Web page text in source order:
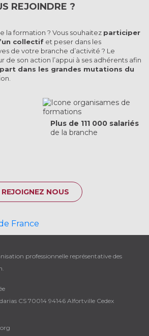
REJOINDRE ?
la formation ? Vous souhaitez participer
collectif et peser dans les
de votre branche d’activité ? Le
de son action l’appui à ses adhérents afin
dans les grandes mutations du
Plus de 111 000 salariés
de la branche
REJOIGNEZ NOUS
professionnelle représentative des
CS 70014 94146 Alfortville Cedex